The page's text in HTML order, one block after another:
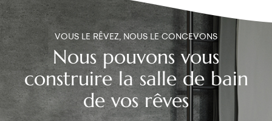
VOUS LE RÊVEZ, NOUS LE CONCEVONS
Nous pouvons vous
construire la salle de bain
de vos rêves